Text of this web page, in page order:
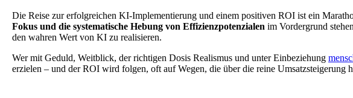
Die Reise zur erfolgreichen KI-Implementierung und einem positiven ROI ist ein
Fokus und die systematische Hebung von Effizienzpotenzialen im Vordergrund
den wahren Wert von KI zu realisieren.
Wer mit Geduld, Weitblick, der richtigen Dosis Realismus und unter Einbeziehung
erzielen – und der ROI wird folgen, oft auf Wegen, die über die reine Umsatzsteigerung